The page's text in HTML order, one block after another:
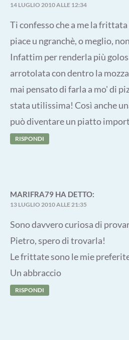
14 LUGLIO 2010 ALLE 12:34
Ti confesso che a me la
piace u ngranchè, o meglio,
Infattim per renderla più
arrotolata con dentro la
mai pensato di farla a mo' di
stata utilissima! Così anche
può diventare un piatto
RISPONDI
MARIFRA79 HA DETTO:
13 LUGLIO 2010 ALLE 21:35
Sono davvero curiosa di
Pietro, spero di trovarla!
Le frittate sono le mie
Un abbraccio
RISPONDI